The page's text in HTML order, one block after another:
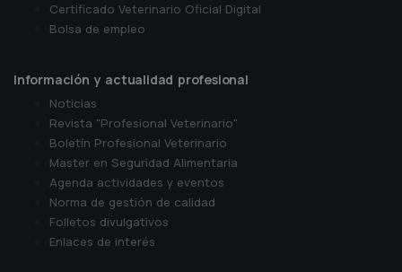
Certificado Veterinario Oficial Digital
Bolsa de empleo
Información y actualidad profesional
Noticias
Revista "Profesional Veterinario"
Boletín Profesional Veterinario
Master en Seguridad Alimentaria
Agenda actividades y eventos
Norma de gestión de calidad
Folletos divulgativos
Enlaces de interés